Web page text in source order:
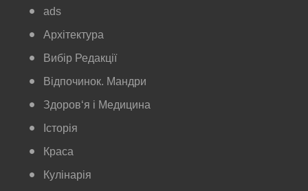
ads
Архітектура
Вибір Редакції
Відпочинок. Мандри
Здоров‘я і Медицина
Історія
Краса
Кулінарія